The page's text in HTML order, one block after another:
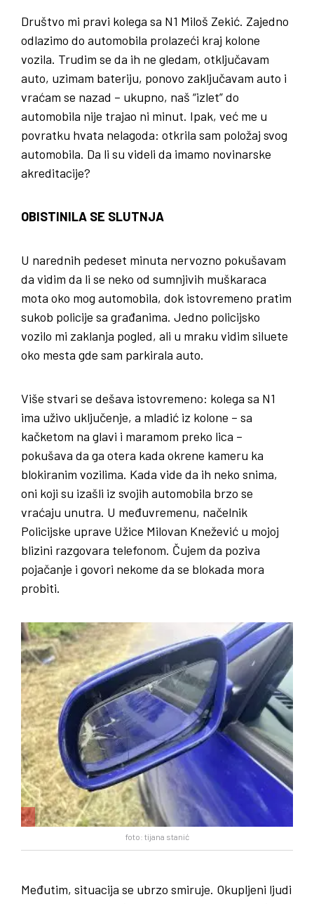
Društvo mi pravi kolega sa N1 Miloš Zekić. Zajedno
odlazimo do automobila prolazeći kraj kolone
vozila. Trudim se da ih ne gledam, otključavam
auto, uzimam bateriju, ponovo zaključavam auto i
vraćam se nazad – ukupno, naš “izlet” do
automobila nije trajao ni minut. Ipak, već me u
povratku hvata nelagoda: otkrila sam položaj svog
automobila. Da li su videli da imamo novinarske
akreditacije?
OBISTINILA SE SLUTNJA
U narednih pedeset minuta nervozno pokušavam
da vidim da li se neko od sumnjivih muškaraca
mota oko mog automobila, dok istovremeno pratim
sukob policije sa građanima. Jedno policijsko
vozilo mi zaklanja pogled, ali u mraku vidim siluete
oko mesta gde sam parkirala auto.
Više stvari se dešava istovremeno: kolega sa N1
ima uživo uključenje, a mladić iz kolone – sa
kačketom na glavi i maramom preko lica –
pokušava da ga otera kada okrene kameru ka
blokiranim vozilima. Kada vide da ih neko snima,
oni koji su izašli iz svojih automobila brzo se
vraćaju unutra. U međuvremenu, načelnik
Policijske uprave Užice Milovan Knežević u mojoj
blizini razgovara telefonom. Čujem da poziva
pojačanje i govori nekome da se blokada mora
probiti.
foto: tijana stanić
…
Međutim, situacija se ubrzo smiruje. Okupljeni ljudi